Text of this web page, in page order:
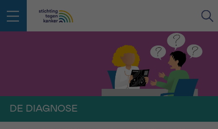
DE DIAGNOSE
IN DE STRIJD TEGEN KANKER STA
geen enkele diagnose